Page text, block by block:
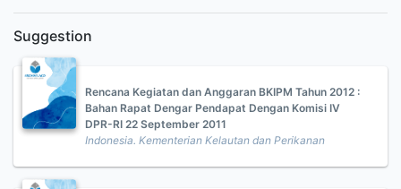
Suggestion
Rencana Kegiatan dan Anggaran BKIPM Tahun 2012 :
Bahan Rapat Dengar Pendapat Dengan Komisi IV
DPR-RI 22 September 2011
Indonesia. Kementerian Kelautan dan Perikanan